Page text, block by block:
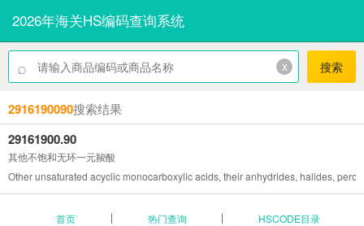
2026年海关HS编码查询系统
⌕ x 搜索
2916190090搜索结果
29161900.90
其他不饱和无环一元羧酸
Other unsaturated acyclic monocarboxylic acids, their anhydrides, halides,
首页 热门查询 HSCODE目录